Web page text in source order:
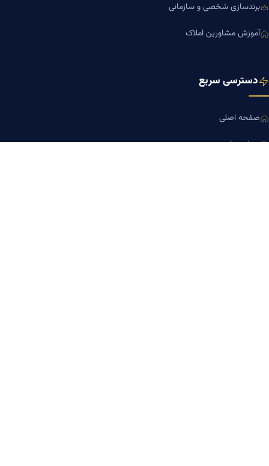
برندسازی شخصی و سازمانی
آموزش مشاورین املاک
دسترسی سریع
صفحه اصلی
مجله بنیاد میر